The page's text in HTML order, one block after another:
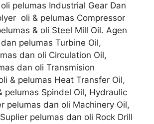
pelumas Industrial Gear Dan
oli & pelumas Compressor
& oli Steel Mill Oil. Agen
pelumas Turbine Oil,
dan oli Circulation Oil,
dan oli Transmision
& pelumas Heat Transfer Oil,
pelumas Spindel Oil, Hydraulic
pelumas dan oli Machinery Oil,
pelumas dan oli Rock Drill